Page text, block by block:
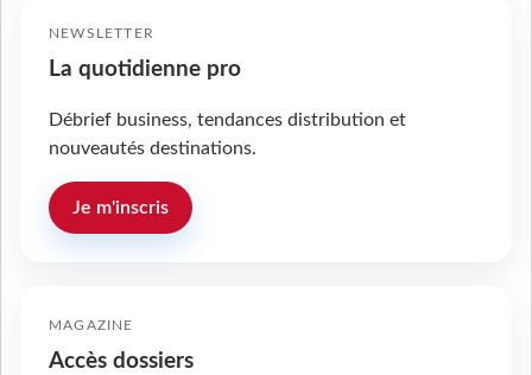
NEWSLETTER
La quotidienne pro
Débrief business, tendances distribution et
nouveautés destinations.
Je m'inscris
MAGAZINE
Accès dossiers